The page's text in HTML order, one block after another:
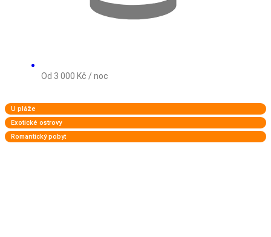
Od 3 000 Kč / noc
U pláže
Exotické ostrovy
Romantický pobyt